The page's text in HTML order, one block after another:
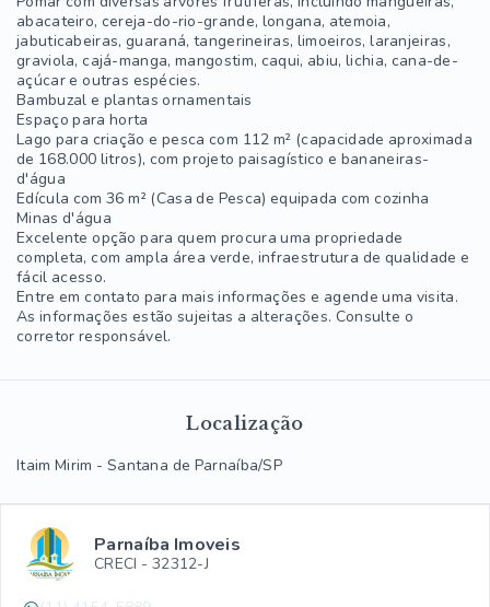
abacateiro, cereja-do-rio-grande, longana, atemoia,
jabuticabeiras, guaraná, tangerineiras, limoeiros, laranjeiras,
graviola, cajá-manga, mangostim, caqui, abiu, lichia, cana-de-
açúcar e outras espécies.
Bambuzal e plantas ornamentais
Espaço para horta
Lago para criação e pesca com 112 m² (capacidade aproximada
de 168.000 litros), com projeto paisagístico e bananeiras-
d'água
Edícula com 36 m² (Casa de Pesca) equipada com cozinha
Minas d'água
Excelente opção para quem procura uma propriedade
completa, com ampla área verde, infraestrutura de qualidade e
fácil acesso.
Entre em contato para mais informações e agende uma visita.
As informações estão sujeitas a alterações. Consulte o
corretor responsável.
Localização
Itaim Mirim - Santana de Parnaíba/SP
Parnaíba Imoveis
CRECI - 32312-J